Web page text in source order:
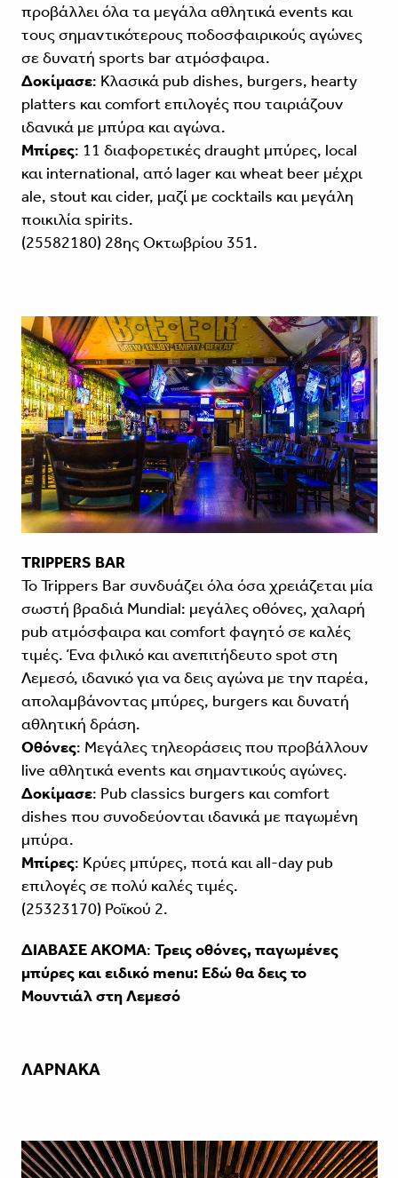
προβάλλει όλα τα μεγάλα αθλητικά events και
τους σημαντικότερους ποδοσφαιρικούς αγώνες
σε δυνατή sports bar ατμόσφαιρα.
Δοκίμασε: Κλασικά pub dishes, burgers, hearty
platters και comfort επιλογές που ταιριάζουν
ιδανικά με μπύρα και αγώνα.
Μπίρες: 11 διαφορετικές draught μπύρες, local
και international, από lager και wheat beer μέχρι
ale, stout και cider, μαζί με cocktails και μεγάλη
ποικιλία spirits.
(25582180) 28ης Οκτωβρίου 351.
TRIPPERS BAR
Το Trippers Bar συνδυάζει όλα όσα χρειάζεται μία
σωστή βραδιά Mundial: μεγάλες οθόνες, χαλαρή
pub ατμόσφαιρα και comfort φαγητό σε καλές
τιμές. Ένα φιλικό και ανεπιτήδευτο spot στη
Λεμεσό, ιδανικό για να δεις αγώνα με την παρέα,
απολαμβάνοντας μπύρες, burgers και δυνατή
αθλητική δράση.
Oθόνες: Μεγάλες τηλεοράσεις που προβάλλουν
live αθλητικά events και σημαντικούς αγώνες.
Δοκίμασε: Pub classics burgers και comfort
dishes που συνοδεύονται ιδανικά με παγωμένη
μπύρα.
Μπίρες: Κρύες μπύρες, ποτά και all-day pub
επιλογές σε πολύ καλές τιμές.
(25323170) Ροϊκού 2.
ΔΙΑΒΑΣΕ ΑΚΟΜΑ: Τρεις οθόνες, παγωμένες
μπύρες και ειδικό menu: Εδώ θα δεις το
Μουντιάλ στη Λεμεσό
ΛΑΡΝΑΚΑ